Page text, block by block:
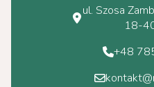
ul. Szosa
18-
+48